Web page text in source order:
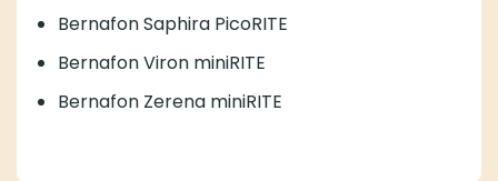
Bernafon Saphira PicoRITE
Bernafon Viron miniRITE
Bernafon Zerena miniRITE